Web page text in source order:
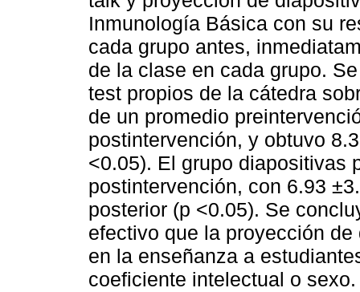
Inmunología Básica con su
cada grupo antes,
de la clase en cada grupo.
test propios de la cátedra
de un promedio
postintervención, y obtuvo
<0.05). El grupo diapositivas
postintervención, con 6.93
posterior (p <0.05). Se
efectivo que la proyección
en la enseñanza a
coeficiente intelectual o sexo.